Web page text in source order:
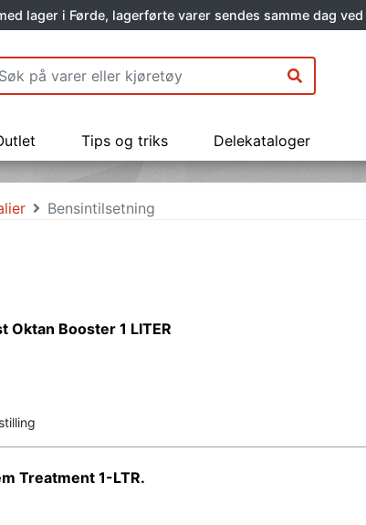
lager i Førde, lagerførte varer sendes samme dag
Tips og triks Delekataloger
Bensintilsetning
Oktan Booster 1 LITER
Treatment 1-LTR.